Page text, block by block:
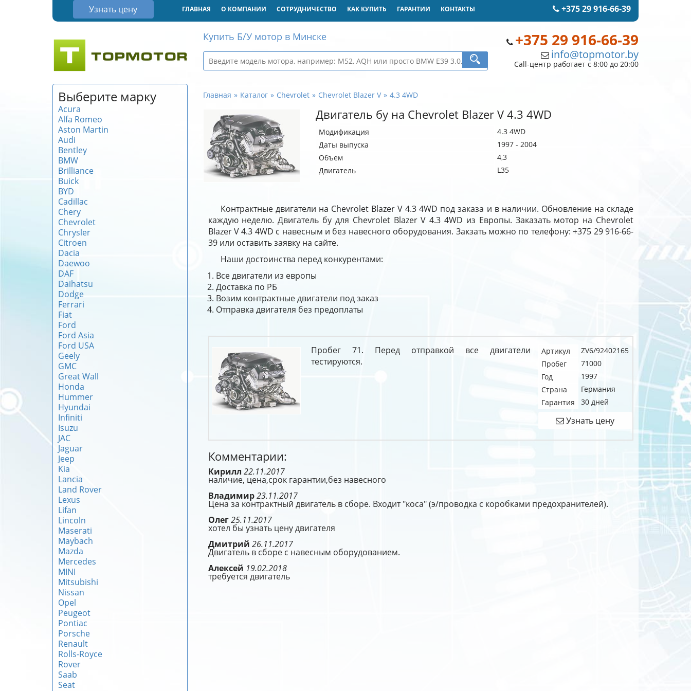
Узнать цену +375 29 916-66-39
ГЛАВНАЯ О КОМПАНИИ СОТРУДНИЧЕСТВО КАК КУПИТЬ ГАРАНТИИ КОНТАКТЫ
+375 29 916-66-39
info@topmotor.by
Call-центр работает с 8:00 до 20:00
Купить Б/У мотор в Минске
Выберите марку
Acura
Alfa Romeo
Aston Martin
Audi
Bentley
BMW
Brilliance
Buick
BYD
Cadillac
Chery
Chevrolet
Chrysler
Citroen
Dacia
Daewoo
DAF
Daihatsu
Dodge
Ferrari
Fiat
Ford
Ford Asia
Ford USA
Geely
GMC
Great Wall
Honda
Hummer
Hyundai
Infiniti
Isuzu
JAC
Jaguar
Jeep
Kia
Lancia
Land Rover
Lexus
Lifan
Lincoln
Maserati
Maybach
Mazda
Mercedes
MINI
Mitsubishi
Nissan
Opel
Peugeot
Pontiac
Porsche
Renault
Rolls-Royce
Rover
Saab
Seat
Главная Каталог Chevrolet Chevrolet Blazer V 4.3 4WD
Двигатель бу на Chevrolet Blazer V 4.3 4WD
Модификация
4.3 4WD
Даты выпуска
1997 - 2004
Объем
4,3
Двигатель
L35
Контрактные двигатели на Chevrolet Blazer V 4.3 4WD под заказа и в наличии. Обновление на складе
каждую неделю. Двигатель бу для Chevrolet Blazer V 4.3 4WD из Европы. Заказать мотор на Chevrolet
Blazer V 4.3 4WD с навесным и без навесного оборудования. Закзать можно по телефону: +375 29 916-66-
39 или оставить заявку на сайте.
Наши достоинства перед конкурентами:
Все двигатели из европы
Доставка по РБ
Возим контрактные двигатели под заказ
Отправка двигателя без предоплаты
Пробег 71. Перед отправкой все двигатели
тестируются.
Артикул
ZV6/92402165
Пробег
71000
Год
1997
Страна
Германия
Гарантия
30 дней
Узнать цену
Комментарии:
Кирилл 22.11.2017
наличие, цена,срок гарантии,без навесного
Владимир23.11.2017
Цена за контрактный двигатель в сборе. Входит "коса" (э/проводка с коробками предохранителей).
Олег25.11.2017
хотел бы узнать цену двигателя
Дмитрий 26.11.2017
Двигатель в сборе с навесным оборудованием.
Алексей 19.02.2018
требуется двигатель